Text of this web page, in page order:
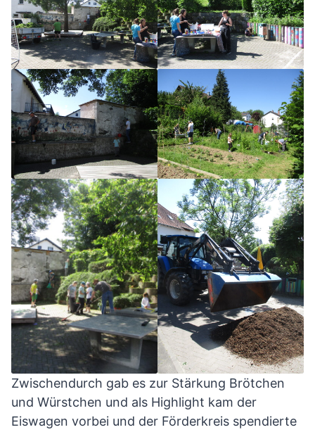
Zwischendurch gab es zur Stärkung Brötchen
und Würstchen und als Highlight kam der
Eiswagen vorbei und der Förderkreis spendierte